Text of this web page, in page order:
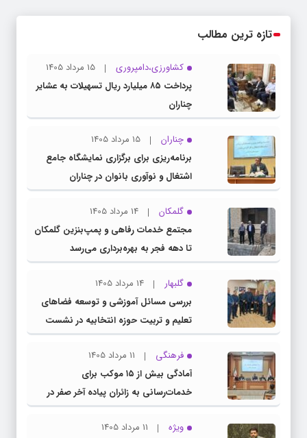
تازه ترین مطالب
کشاورزی،دامپروری
15 مرداد 1405
پرداخت ۸۵ میلیارد ریال تسهیلات به عشایر
چناران
چناران
15 مرداد 1405
برنامه‌ریزی برای برگزاری نمایشگاه جامع
اشتغال و نوآوری بانوان در چناران
گلمکان
14 مرداد 1405
مجتمع خدمات رفاهی و پمپ‌بنزین گلمکان
تا دهه فجر به بهره‌برداری می‌رسد
گلبهار
14 مرداد 1405
بررسی مسائل آموزشی و توسعه فضاهای
تعلیم و تربیت حوزه انتخابیه در نشست
مشترک عضو کمیسیون آموزش مجلس با
مدیرکل آموزش و پرورش خراسان رضوی
فرهنگی
11 مرداد 1405
آمادگی بیش از ۱۵ موکب برای
خدمات‌رسانی به زائران پیاده آخر صفر در
شهرستان چناران
ویژه
11 مرداد 1405